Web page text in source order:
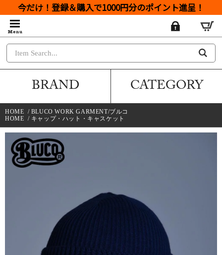
今だけ！登録＆購入で1000円分のポイント進呈！
BRAND CATEGORY
HOME / BLUCO WORK GARMENT/ブルコ
HOME / キャップ・ハット・キャスケット